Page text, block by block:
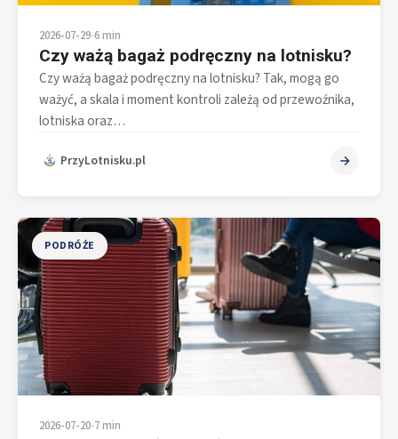
2026-07-29•6 min
Czy ważą bagaż podręczny na lotnisku?
Czy ważą bagaż podręczny na lotnisku? Tak, mogą go
ważyć, a skala i moment kontroli zależą od przewoźnika,
lotniska oraz…
PrzyLotnisku.pl
PODRÓŻE
2026-07-20•7 min